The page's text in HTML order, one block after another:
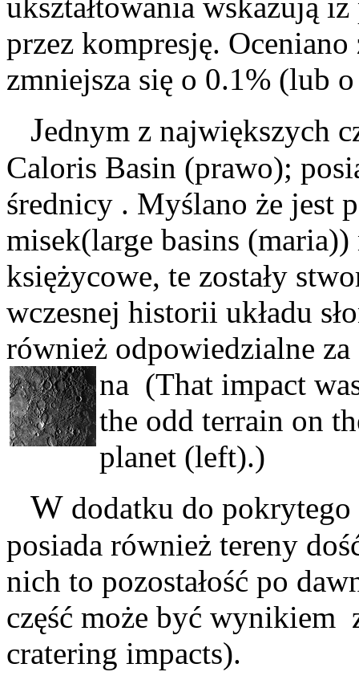
ukształtowania wskazują
przez kompresję.
zmniejsza się o 0.1% (lub
Jednym z największych
Caloris Basin (prawo);
średnicy . Myślano że jest
misek(large basins
księżycowe, te zostały
wczesnej historii układu
również odpowiedzialne za
na (That impact
the odd terrain on
planet (left).)
W dodatku do
posiada również tereny
nich to pozostałość po
część może być wynikiem
cratering impacts).